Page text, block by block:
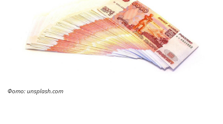
Фото: unsplash.com